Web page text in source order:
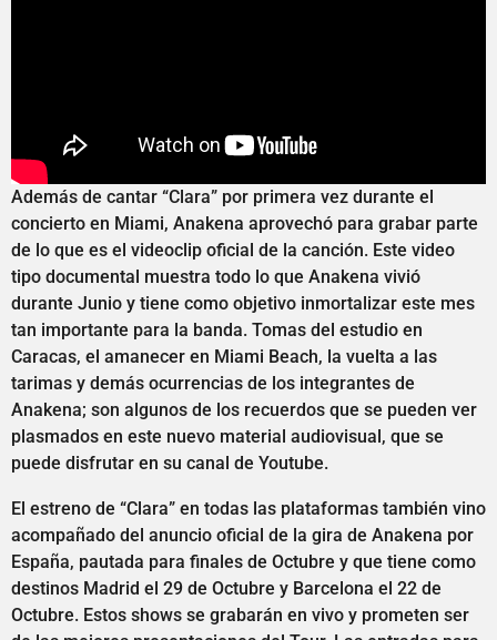
Además de cantar “Clara” por primera vez durante el
concierto en Miami, Anakena aprovechó para grabar parte
de lo que es el videoclip oficial de la canción. Este video
tipo documental muestra todo lo que Anakena vivió
durante Junio y tiene como objetivo inmortalizar este mes
tan importante para la banda. Tomas del estudio en
Caracas, el amanecer en Miami Beach, la vuelta a las
tarimas y demás ocurrencias de los integrantes de
Anakena; son algunos de los recuerdos que se pueden ver
plasmados en este nuevo material audiovisual, que se
puede disfrutar en su canal de Youtube.
El estreno de “Clara” en todas las plataformas también vino
acompañado del anuncio oficial de la gira de Anakena por
España, pautada para finales de Octubre y que tiene como
destinos Madrid el 29 de Octubre y Barcelona el 22 de
Octubre. Estos shows se grabarán en vivo y prometen ser